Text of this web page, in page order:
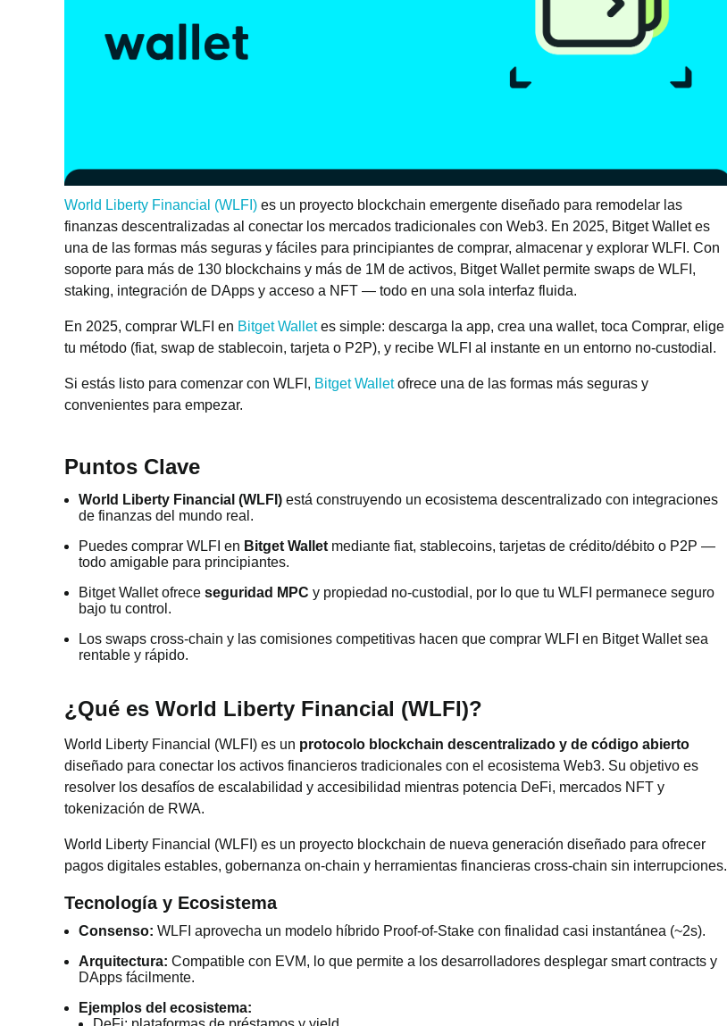
World Liberty Financial (WLFI) es un proyecto blockchain emergente diseñado para remodelar las
finanzas descentralizadas al conectar los mercados tradicionales con Web3. En 2025, Bitget Wallet es
una de las formas más seguras y fáciles para principiantes de comprar, almacenar y explorar WLFI. Con
soporte para más de 130 blockchains y más de 1M de activos, Bitget Wallet permite swaps de WLFI,
staking, integración de DApps y acceso a NFT — todo en una sola interfaz fluida.
En 2025, comprar WLFI en Bitget Walletes simple: descarga la app, crea una wallet, toca Comprar, elige
tu método (fiat, swap de stablecoin, tarjeta o P2P), y recibe WLFI al instante en un entorno no-custodial.
Si estás listo para comenzar con WLFI, Bitget Walletofrece una de las formas más seguras y
convenientes para empezar.
Puntos Clave
World Liberty Financial (WLFI) está construyendo un ecosistema descentralizado con integraciones
de finanzas del mundo real.
Puedes comprar WLFI en Bitget Wallet mediante fiat, stablecoins, tarjetas de crédito/débito o P2P —
todo amigable para principiantes.
Bitget Wallet ofrece seguridad MPC y propiedad no-custodial, por lo que tu WLFI permanece seguro
bajo tu control.
Los swaps cross-chain y las comisiones competitivas hacen que comprar WLFI en Bitget Wallet sea
rentable y rápido.
¿Qué es World Liberty Financial (WLFI)?
World Liberty Financial (WLFI) es un protocolo blockchain descentralizado y de código abierto
diseñado para conectar los activos financieros tradicionales con el ecosistema Web3. Su objetivo es
resolver los desafíos de escalabilidad y accesibilidad mientras potencia DeFi, mercados NFT y
tokenización de RWA.
World Liberty Financial (WLFI) es un proyecto blockchain de nueva generación diseñado para ofrecer
pagos digitales estables, gobernanza on-chain y herramientas financieras cross-chain sin interrupciones.
Tecnología y Ecosistema
Consenso: WLFI aprovecha un modelo híbrido Proof-of-Stake con finalidad casi instantánea (~2s).
Arquitectura: Compatible con EVM, lo que permite a los desarrolladores desplegar smart contracts y
DApps fácilmente.
Ejemplos del ecosistema: